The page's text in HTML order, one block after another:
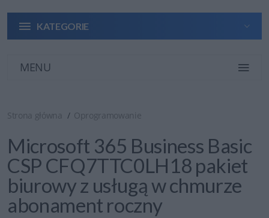
KATEGORIE
MENU
Strona główna Oprogramowanie
Microsoft 365 Business Basic
CSP CFQ7TTC0LH18 pakiet
biurowy z usługą w chmurze
abonament roczny